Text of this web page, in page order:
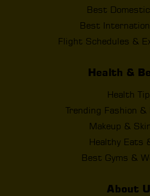
Best Domestic
Best
Flight Schedules &
Health &
Health
Trending Fashion
Makeup &
Healthy Eats
Best Gyms &
About